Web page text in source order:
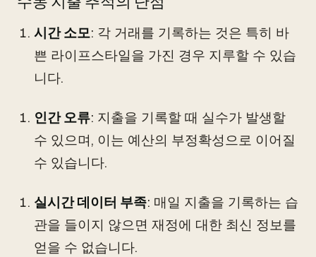
시간 소모: 각 거래를 기록하는 것은 특히 바
쁜 라이프스타일을 가진 경우 지루할 수 있습
니다.
인간 오류: 지출을 기록할 때 실수가 발생할
수 있으며, 이는 예산의 부정확성으로 이어질
수 있습니다.
실시간 데이터 부족: 매일 지출을 기록하는 습
관을 들이지 않으면 재정에 대한 최신 정보를
얻을 수 없습니다.